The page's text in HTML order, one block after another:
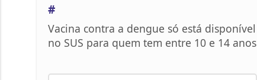
#
Vacina contra a dengue só está disponível
no SUS para quem tem entre 10 e 14 anos